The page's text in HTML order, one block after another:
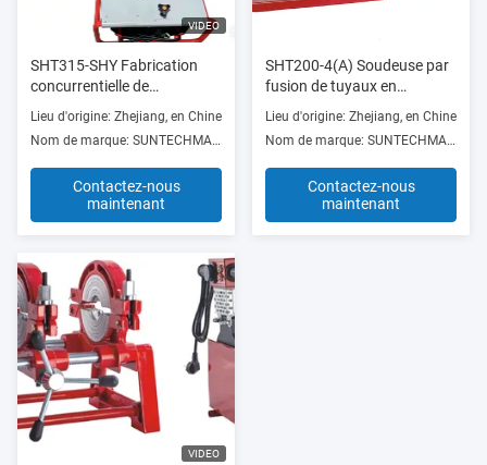
VIDEO
SHT315-SHY Fabrication
concurrentielle de
soudeuses à fusion
hydraulique à bout complet
pour les travaux de
construction
Lieu d'origine: Zhejiang, en Chine
Nom de marque: SUNTECHMACH
Contactez-nous
maintenant
SHT200-4(A) Soudeuse par
fusion de tuyaux en
polyéthylène haute efficacité
Fonctionnement en douceur
Lieu d'origine: Zhejiang, en Chine
Nom de marque: SUNTECHMACH
Contactez-nous
maintenant
VIDEO